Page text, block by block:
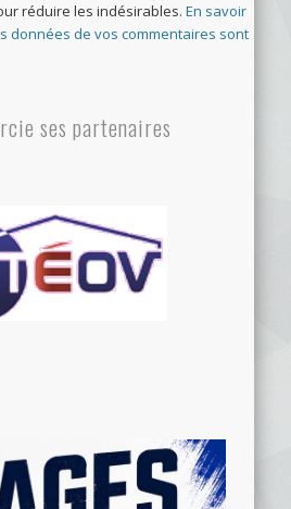
réduire les indésirables. En savoir
données de vos commentaires sont
ses partenaires